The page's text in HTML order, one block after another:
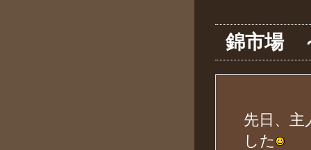
錦市場
先日、
した